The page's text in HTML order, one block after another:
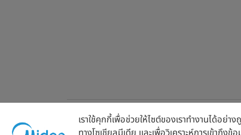
เราใช้คุกกี้เพื่อช่วยให้ไซต์ของเราทำงานได้อ